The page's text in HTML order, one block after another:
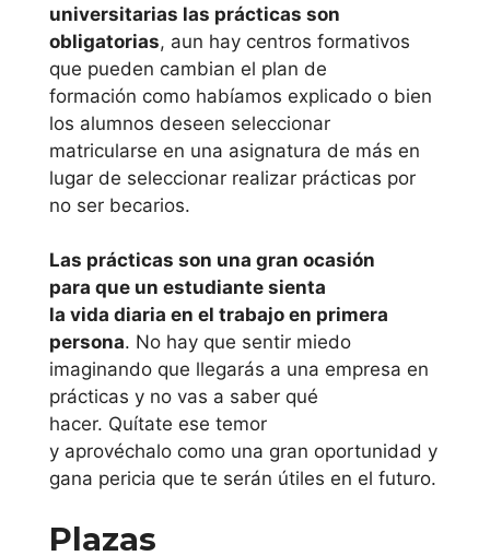
Universidad de
Deusto
Universidad del
País Vasco
Principado de
Universidad de
Oviedo
Región de
Murcia
Universidad
Cartagena
universitarias las prácticas son
obligatorias, aun hay centros formativos
que pueden cambian el plan de
formación como habíamos explicado o bien
los alumnos deseen seleccionar
matricularse en una asignatura de más en
lugar de seleccionar realizar prácticas por
no ser becarios.
Las prácticas son una gran ocasión
para que un estudiante sienta
la vida diaria en el trabajo en primera
persona. No hay que sentir miedo
imaginando que llegarás a una empresa en
prácticas y no vas a saber qué
hacer. Quítate ese temor
y aprovéchalo como una gran oportunidad y
gana pericia que te serán útiles en el futuro.
Plazas